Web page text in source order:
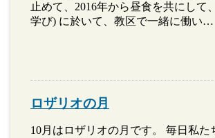
止めて、2016年から昼食を共にし
学び) に於いて、教区で一緒に働い…
ロザリオの月
10月はロザリオの月です。 毎日私